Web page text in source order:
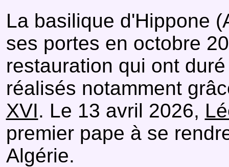
La basilique d'Hippone
ses portes en octobre
restauration qui ont
réalisés notamment
XVI. Le 13 avril 2026,
premier pape à se
Algérie.